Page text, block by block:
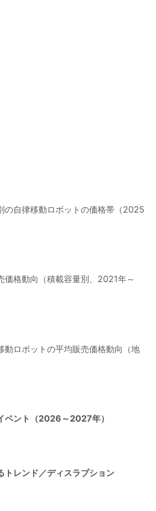
の自律移動ロボットの価格帯（2025
価格動向（積載容量別、2021年～
ロボットの平均販売価格動向（地
ベント（2026～2027年）
トレンド／ディスラプション